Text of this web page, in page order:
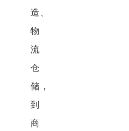
造、
物
流
仓
储，
到
商